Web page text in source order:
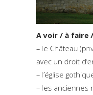
A voir / à faire
– le Château
avec un droit
– l’église
– les anciennes